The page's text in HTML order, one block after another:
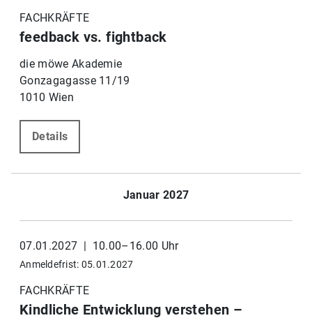
FACHKRÄFTE
feedback vs. fightback
die möwe Akademie
Gonzagagasse 11/19
1010 Wien
Details
Januar 2027
07.01.2027 | 10.00–16.00 Uhr
Anmeldefrist: 05.01.2027
FACHKRÄFTE
Kindliche Entwicklung verstehen –